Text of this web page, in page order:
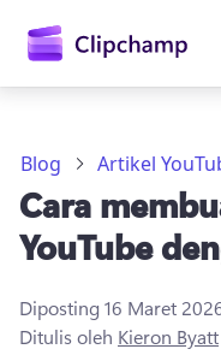
utama
Blog Artikel
Cara
YouTube
Diposting 16 Maret
Ditulis oleh Kieron Byatt